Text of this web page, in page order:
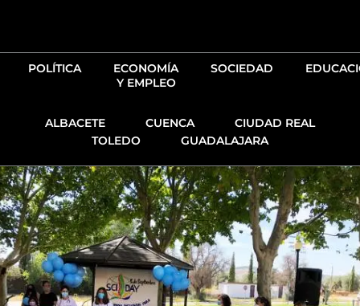
POLÍTICA
ECONOMÍA
Y EMPLEO
SOCIEDAD
ALBACETE CUENCA
CIUDAD REAL
TOLEDO
GUADALAJARA